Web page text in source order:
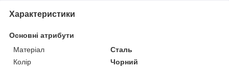
Характеристики
Основні атрибути
Матеріал
Сталь
Колір
Чорний